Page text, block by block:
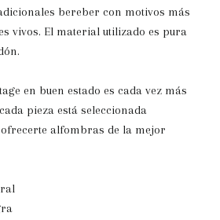
bereber con motivos más
vivos. El material utilizado es pura
en buen estado es cada vez más
pieza está seleccionada
alfombras de la mejor